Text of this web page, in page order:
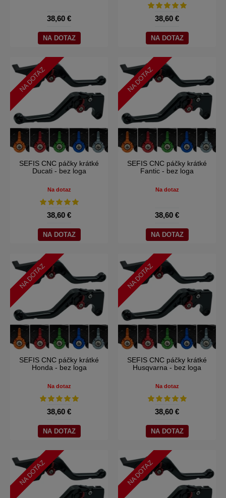
38,60 €
NA DOTAZ
38,60 €
NA DOTAZ
NA DOTAZ
SEFIS CNC páčky krátké
Ducati - bez loga
Na dotaz
38,60 €
NA DOTAZ
NA DOTAZ
SEFIS CNC páčky krátké
Fantic - bez loga
Na dotaz
38,60 €
NA DOTAZ
NA DOTAZ
SEFIS CNC páčky krátké
Honda - bez loga
Na dotaz
38,60 €
NA DOTAZ
NA DOTAZ
SEFIS CNC páčky krátké
Husqvarna - bez loga
Na dotaz
38,60 €
NA DOTAZ
NA DOTAZ NA DOTAZ